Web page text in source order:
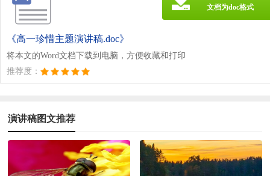
《高一珍惜主题演讲稿.doc》
将本文的Word文档下载到电脑，方便收藏和打印
推荐度：
文档为doc格式
演讲稿图文推荐